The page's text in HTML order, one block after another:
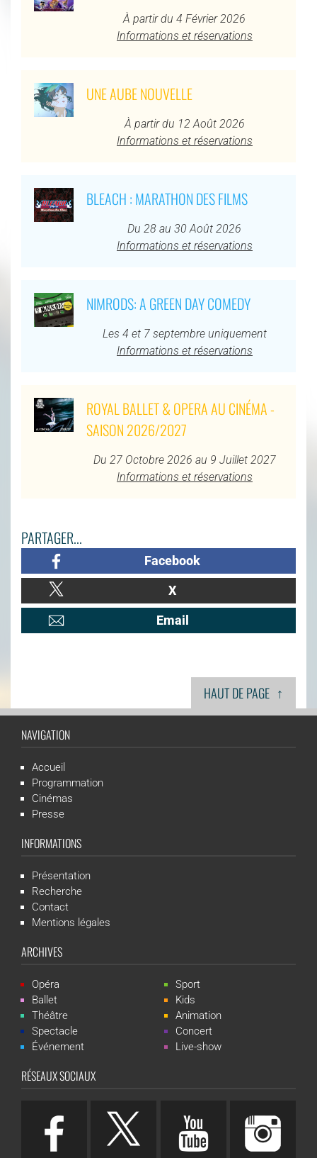
À partir du 4 Février 2026
Informations et réservations
UNE AUBE NOUVELLE
À partir du 12 Août 2026
Informations et réservations
BLEACH : MARATHON DES FILMS
Du 28 au 30 Août 2026
Informations et réservations
NIMRODS: A GREEN DAY COMEDY
Les 4 et 7 septembre uniquement
Informations et réservations
ROYAL BALLET & OPERA AU CINÉMA -
SAISON 2026/2027
Du 27 Octobre 2026 au 9 Juillet 2027
Informations et réservations
PARTAGER...
Facebook
X
Email
HAUT DE PAGE ↑
NAVIGATION
Accueil
Programmation
Cinémas
Presse
INFORMATIONS
Présentation
Recherche
Contact
Mentions légales
ARCHIVES
Opéra
Ballet
Théâtre
Spectacle
Événement
Sport
Kids
Animation
Concert
Live-show
RÉSEAUX SOCIAUX